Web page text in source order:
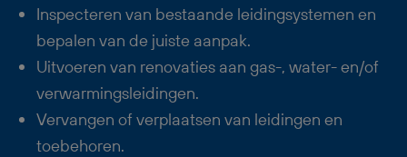
Inspecteren van bestaande leiding­systemen en
bepalen van de juiste aanpak.
Uitvoeren van renovaties aan gas-, water- en/of
verwarmingsleidingen.
Vervangen of verplaatsen van leidingen en
toebehoren.